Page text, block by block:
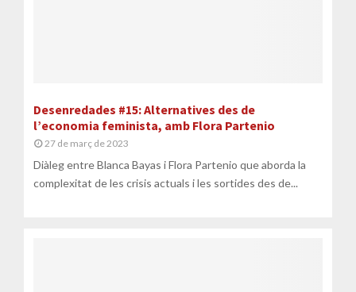
Desenredades #15: Alternatives des de
l’economia feminista, amb Flora Partenio
27 de març de 2023
Diàleg entre Blanca Bayas i Flora Partenio que aborda la
complexitat de les crisis actuals i les sortides des de...